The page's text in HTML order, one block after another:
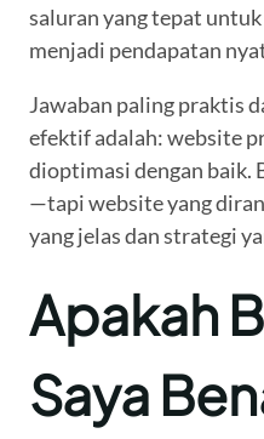
saluran yang tepat
menjadi pendapatan
Jawaban paling praktis
efektif adalah: website
dioptimasi dengan baik.
—tapi website yang
yang jelas dan strategi
Apakah
Saya